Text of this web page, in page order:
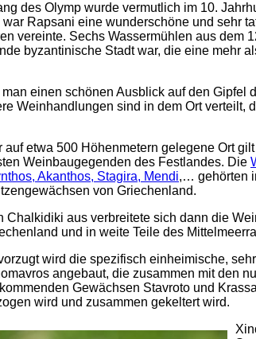
des Olymp wurde vermutlich im 10.
Rapsani eine wunderschöne und sehr
vereinte. Sechs Wassermühlen aus dem
byzantinische Stadt war, die eine mehr
einen schönen Ausblick auf den Gipfel
Weinhandlungen sind in dem Ort verteilt,
auf etwa 500 Höhenmetern gelegene Ort
Weinbaugegenden des Festlandes. Die
Akanthos, Stagira, Mendi,… gehörten
von Griechenland.
Chalkidiki aus verbreitete sich dann die
und in weite Teile des
wird die spezifisch einheimische,
angebaut, die zusammen mit den
Gewächsen Stavroto und
wird und zusammen gekeltert wird.